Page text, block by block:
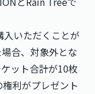
いただくことが
合、対象外とな
ット合計が10枚
利がプレゼント